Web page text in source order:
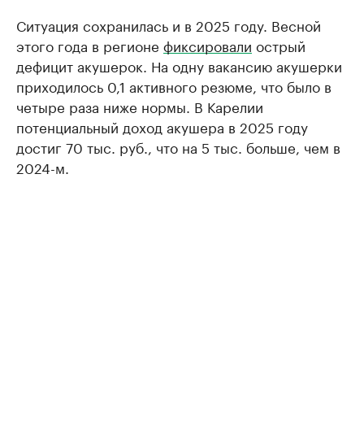
Ситуация сохранилась и в 2025 году. Весной
этого года в регионе фиксировали острый
дефицит акушерок. На одну вакансию акушерки
приходилось 0,1 активного резюме, что было в
четыре раза ниже нормы. В Карелии
потенциальный доход акушера в 2025 году
достиг 70 тыс. руб., что на 5 тыс. больше, чем в
2024-м.